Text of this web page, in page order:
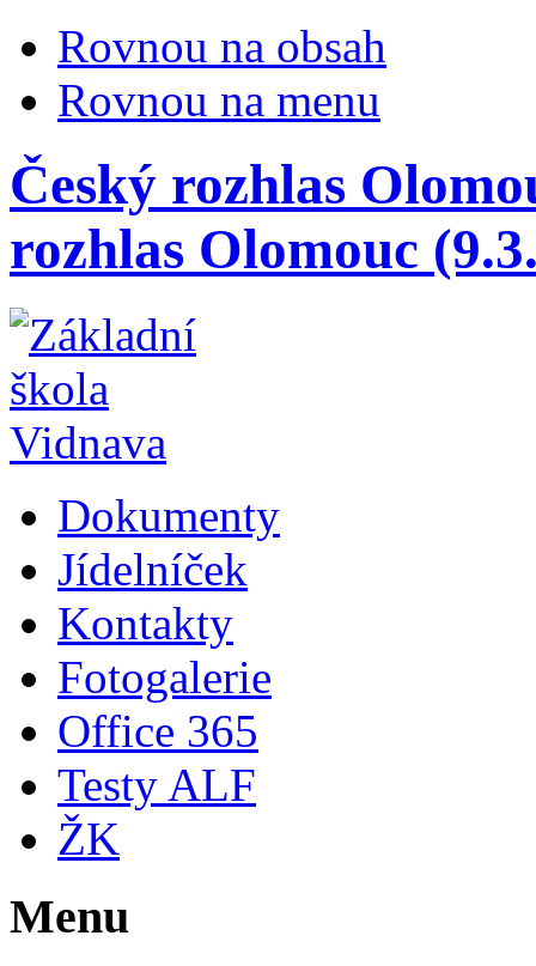
Rovnou na obsah
Rovnou na menu
Český rozhlas
rozhlas Olomouc
Dokumenty
Jídelníček
Kontakty
Fotogalerie
Office 365
Testy ALF
ŽK
Menu